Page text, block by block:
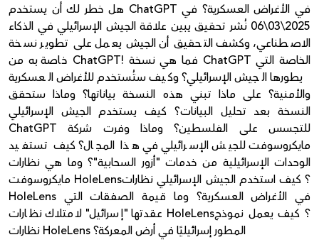
هل خطر لك أن يستخدم ChatGPT في الأغراض العسكرية؟ في
2025\03\06 نُشر تحقيق يبين علاقة الجيش الإسرائيلي في الذكاء
الاصطناعي، وكشف التحقيق أن الجيش يعمل على تطوير نسخة
خاصة به من ChatGPT! فما هي نسخة ChatGPT الخاصة التي
يطورها الجيش الإسرائيلي؟ وكيف ستُستخدم للأغراض العسكرية
والأمنية؟ على ماذا تبني هذه النسخة بياناتها؟ وماذا ستحقق
النسخة بعد تحليل البيانات؟ كيف يستخدم الجيش الإسرائيلي
ChatGPT للتجسس على الفلسطين؟ وماذا وفرت شركة
مايكروسوفت للجيش الإسرائيلي في هذا المجال؟ كيف تستفيد
الوحدات الإسرائيلية من خدمات "أزور السحابية"؟ وما هي نظارات
مايكروسوفت HoleLens؟ كيف استخدم الجيش الإسرائيلي نظارات
HoleLens في الأغراض العسكرية؟ وما قيمة الصفقات التي
عقدتها "إسرائيل" لامتلاك نظارات HoleLens؟ كيف يعمل نموذج
نظارات HoleLens المطور إسرائيليًا في أرض المعركة؟